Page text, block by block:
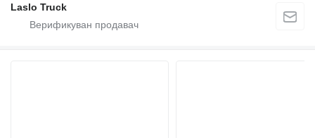
Laslo Truck